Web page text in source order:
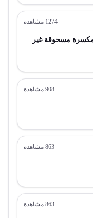
1274 مشاهدة
مسحوقة غير
908 مشاهدة
863 مشاهدة
863 مشاهدة